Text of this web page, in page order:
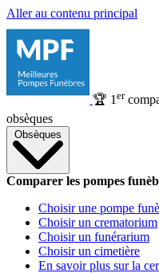
Aller au contenu principal
🏆 1 er
obsèques
Obsèques
Comparer les pompes
Choisir une pompe
Choisir un crematorium
Choisir un funérarium
Choisir un cimetière
En savoir plus sur la